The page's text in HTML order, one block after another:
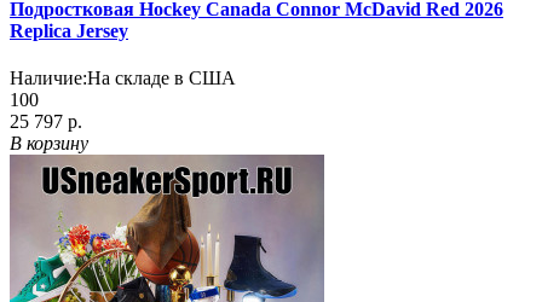
Подростковая Hockey Canada Connor McDavid Red 2026
Replica Jersey
Наличие:На складе в США
100
25 797 р.
В корзину